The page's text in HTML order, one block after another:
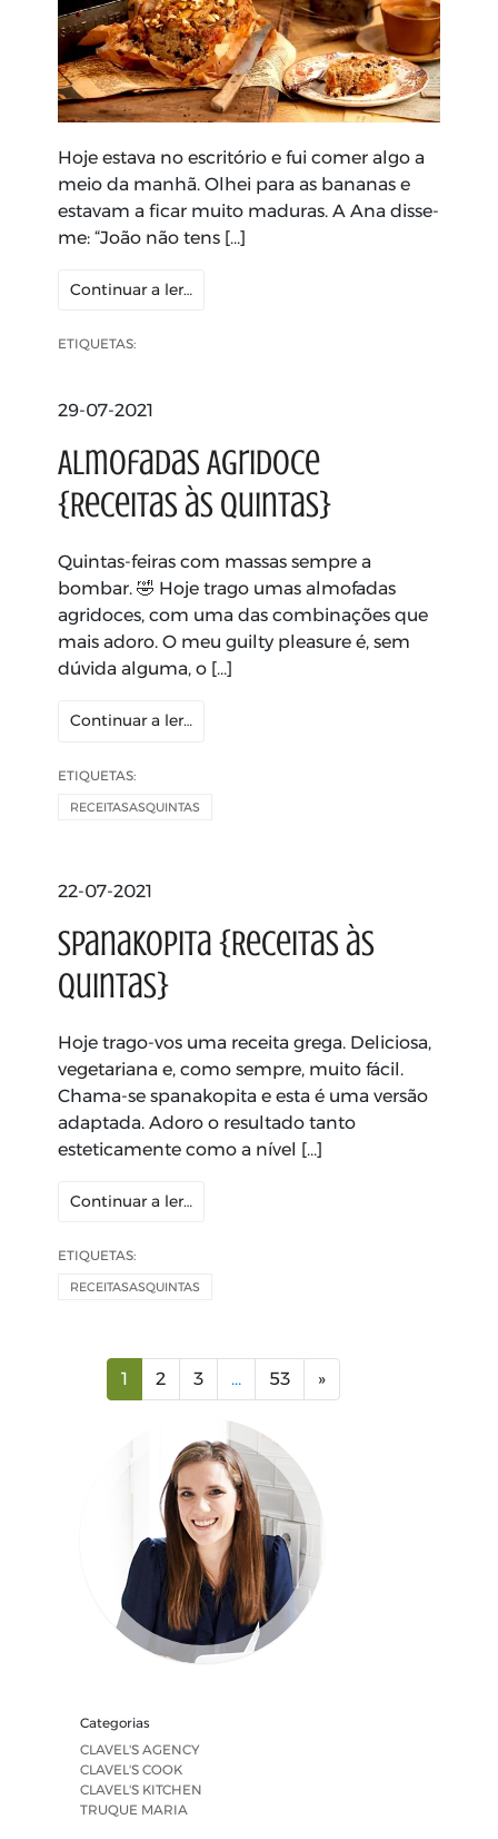
Hoje estava no escritório e fui comer algo a
meio da manhã. Olhei para as bananas e
estavam a ficar muito maduras. A Ana disse-
me: “João não tens […]
Continuar a ler…
ETIQUETAS:
29-07-2021
Almofadas Agridoce
{Receitas às Quintas}
Quintas-feiras com massas sempre a
bombar. 🤣 Hoje trago umas almofadas
agridoces, com uma das combinações que
mais adoro. O meu guilty pleasure é, sem
dúvida alguma, o […]
Continuar a ler…
ETIQUETAS:
RECEITASASQUINTAS
22-07-2021
Spanakopita {Receitas às
Quintas}
Hoje trago-vos uma receita grega. Deliciosa,
vegetariana e, como sempre, muito fácil.
Chama-se spanakopita e esta é uma versão
adaptada. Adoro o resultado tanto
esteticamente como a nível […]
Continuar a ler…
ETIQUETAS:
RECEITASASQUINTAS
Navegação
de
1 2 3 … 53 »
Categorias
CLAVEL'S AGENCY
CLAVEL'S COOK
CLAVEL'S KITCHEN
TRUQUE MARIA